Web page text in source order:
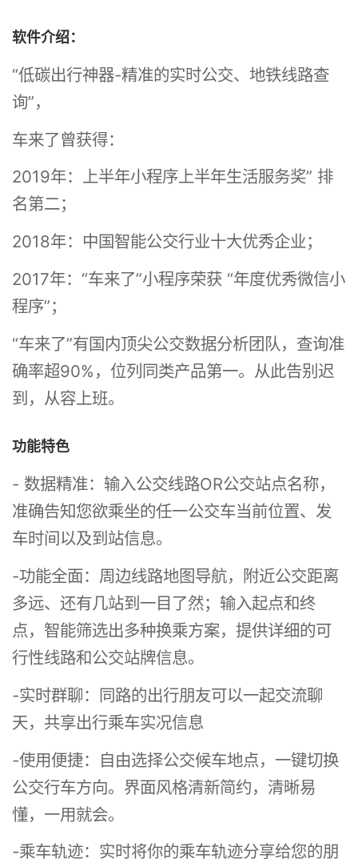
软件介绍：
“低碳出行神器-精准的实时公交、地铁线路查
询”，
车来了曾获得：
2019年：上半年小程序上半年生活服务奖” 排
名第二；
2018年：中国智能公交行业十大优秀企业；
2017年：“车来了”小程序荣获 “年度优秀微信小
程序”；
“车来了”有国内顶尖公交数据分析团队，查询准
确率超90%，位列同类产品第一。从此告别迟
到，从容上班。
功能特色
- 数据精准：输入公交线路OR公交站点名称，
准确告知您欲乘坐的任一公交车当前位置、发
车时间以及到站信息。
-功能全面：周边线路地图导航，附近公交距离
多远、还有几站到一目了然；输入起点和终
点，智能筛选出多种换乘方案，提供详细的可
行性线路和公交站牌信息。
-实时群聊：同路的出行朋友可以一起交流聊
天，共享出行乘车实况信息
-使用便捷：自由选择公交候车地点，一键切换
公交行车方向。界面风格清新简约，清晰易
懂，一用就会。
-乘车轨迹：实时将你的乘车轨迹分享给您的朋